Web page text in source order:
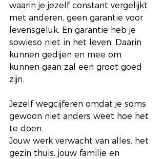
waarin je jezelf constant vergelijkt
met anderen, geen garantie voor
levensgeluk. En garantie heb je
sowieso niet in het leven. Daarin
kunnen gedijen en mee om
kunnen gaan zal een groot goed
zijn.
Jezelf wegcijferen omdat je soms
gewoon niet anders weet hoe het
te doen.
Jouw werk verwacht van alles, het
gezin thuis, jouw familie en